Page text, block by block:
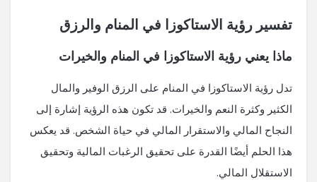
تفسير رؤية الاستاكوزا في المنام والرزق
ماذا يعني رؤية الاستاكوزا في المنام والخيرات
تدل رؤية الاستاكوزا في المنام على الرزق الوفير والمال
الكثير وكثرة النعم والخيرات. قد تكون هذه الرؤية إشارة إلى
النجاح المالي والاستقرار المالي في حياة الشخص. قد يعكس
هذا الحلم أيضًا القدرة على تحقيق الرغبات المالية وتحقيق
الاستقلال المالي.